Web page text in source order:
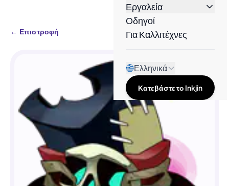
Εργαλεία
Οδηγοί
Για Καλλιτέχνες
Ελληνικά
Κατεβάστε το Inkjin
← Επιστροφή